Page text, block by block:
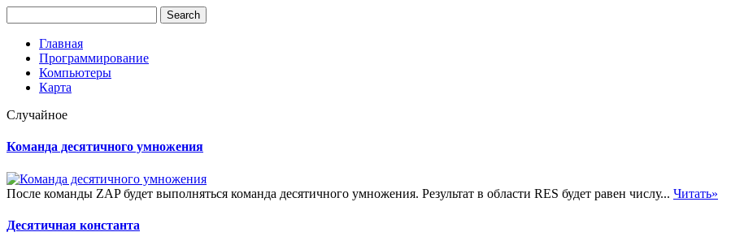
Главная
Программирование
Компьютеры
Карта
Случайное
Команда десятичного умножения
После команды ZAP будет выполняться команда десятичного умножения. Результат в области RES будет равен числу... Читать»
Десятичная константа